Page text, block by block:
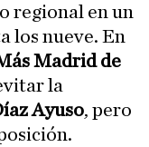
regional en un
los nueve. En
Madrid de
la
Ayuso, pero